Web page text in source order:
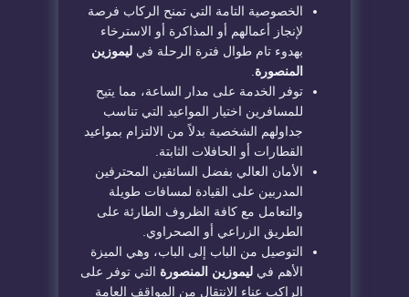
​الخصوصية التامة التي تمنح الركاب فرصة
لإنجاز أعمالهم أو المذاكرة أو الاسترخاء
بهدوء تام طوال فترة الرحلة في ليموزين
المنصورة.
​توفر الخدمة على مدار الساعة، مما يتيح
للمسافرين اختيار المواعيد التي تناسب
جداولهم الشخصية بدلاً من الالتزام بمواعيد
القطارات أو الحافلات الثابتة.
​الأمان العالي بفضل السائقين المحترفين
المدربين على القيادة لمسافات طويلة
والتعامل مع كافة الظروف الطارئة على
الطريق الزراعي أو الصحراوي.
​التوصيل من الباب إلى الباب، وهي الميزة
الأهم في ليموزين المنصورة التي توفر على
الراكب عناء الانتقال من المواقف العامة